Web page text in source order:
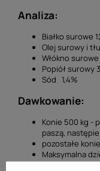
Analiza:
Białko surowe
Olej surowy i
Włókno
Popiół surowy
Sód 1,4%
Dawkowanie:
Konie 500 kg -
paszą,
pozostałe
Maksymalna
Do opakowania